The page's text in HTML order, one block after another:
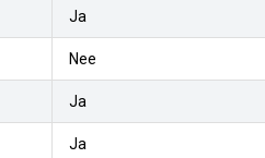
Ja
Nee
Ja
Ja